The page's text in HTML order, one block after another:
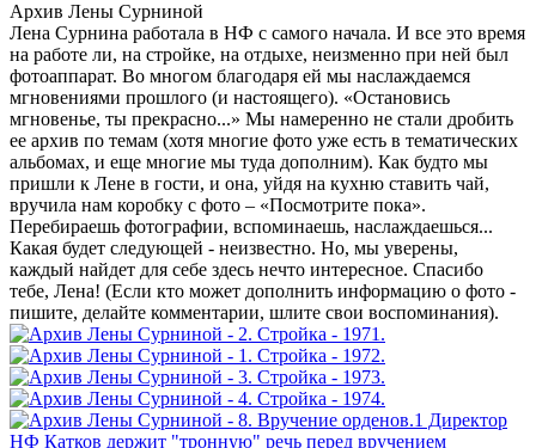
Архив Лены Сурниной
Лена Сурнина работала в НФ с самого начала. И все это время
на работе ли, на стройке, на отдыхе, неизменно при ней был
фотоаппарат. Во многом благодаря ей мы наслаждаемся
мгновениями прошлого (и настоящего). «Остановись
мгновенье, ты прекрасно...» Мы намеренно не стали дробить
ее архив по темам (хотя многие фото уже есть в тематических
альбомах, и еще многие мы туда дополним). Как будто мы
пришли к Лене в гости, и она, уйдя на кухню ставить чай,
вручила нам коробку с фото – «Посмотрите пока».
Перебираешь фотографии, вспоминаешь, наслаждаешься...
Какая будет следующей - неизвестно. Но, мы уверены,
каждый найдет для себе здесь нечто интересное. Спасибо
тебе, Лена! (Если кто может дополнить информацию о фото -
пишите, делайте комментарии, шлите свои воспоминания).